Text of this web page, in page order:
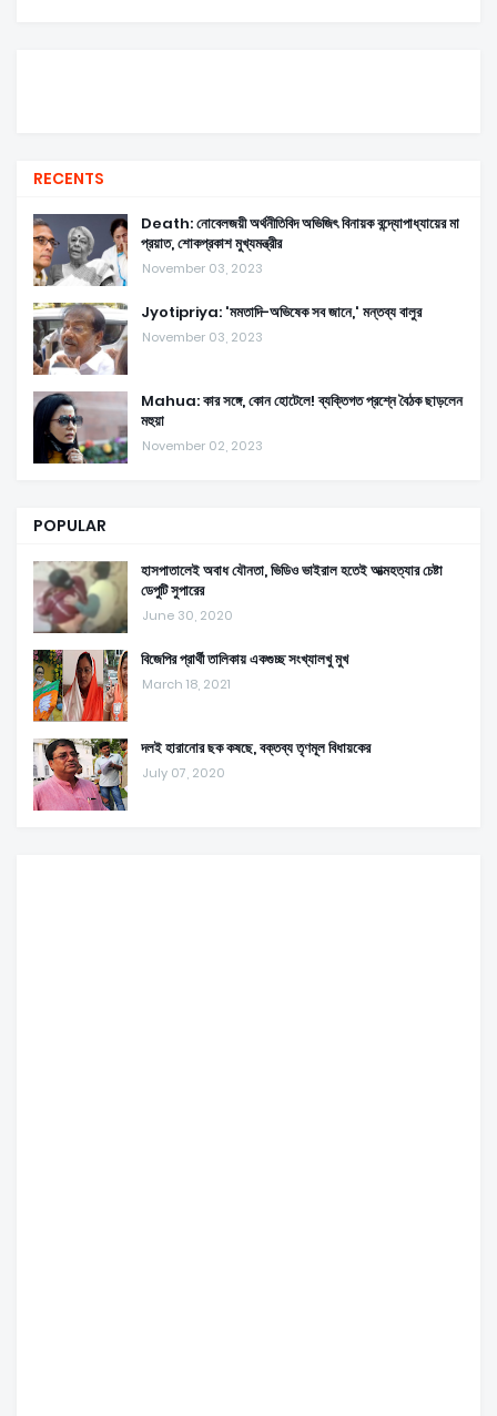
RECENTS
Death: নোবেলজয়ী অর্থনীতিবিদ অভিজিৎ বিনায়ক বন্দ্যোপাধ্যায়ের মা
প্রয়াত, শোকপ্রকাশ মুখ্যমন্ত্রীর
November 03, 2023
Jyotipriya: 'মমতাদি-অভিষেক সব জানে,' মন্তব্য বালুর
November 03, 2023
Mahua: কার সঙ্গে, কোন হোটেলে! ব্যক্তিগত প্রশ্নে বৈঠক ছাড়লেন
মহুয়া
November 02, 2023
POPULAR
হাসপাতালেই অবাধ যৌনতা, ভিডিও ভাইরাল হতেই আত্মহত্যার চেষ্টা
ডেপুটি সুপারের
June 30, 2020
বিজেপির প্রার্থী তালিকায় একগুচ্ছ সংখ্যালখু মুখ
March 18, 2021
দলই হারানোর ছক কষছে, বক্তব্য তৃণমূল বিধায়কের
July 07, 2020